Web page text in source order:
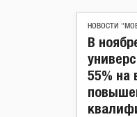
НОВОСТИ
В
55% на